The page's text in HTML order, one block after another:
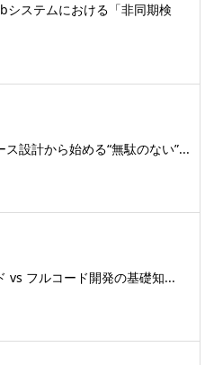
システムにおける「非同期検
ス設計から始める“無駄のない”...
vs フルコード開発の基礎知...